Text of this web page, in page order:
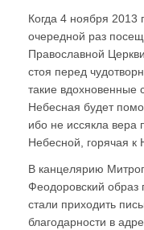
Когда 4 ноября 2013
очередной раз
Православной
стоя перед
такие вдохновенные
Небесная будет
ибо не иссякла вера
Небесной, горячая к
В канцелярию
Феодоровский образ
стали приходить
благодарности в